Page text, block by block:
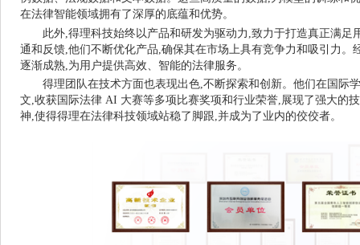
在法律智能领域拥有了深厚的底蕴和优势。
此外,得理科技始终以产品和研发为驱动力,致力于打造真正满足
通和反馈,他们不断优化产品,确保其在市场上具有竞争力和吸引力。
逐渐成熟,为用户提供高效、智能的法律服务。
得理团队在技术方面也表现出色,不断探索和创新。他们在国际
文,收获国际法律 AI 大赛等多项比赛奖项和行业荣誉,展现了强大的
神,使得得理在法律科技领域站稳了脚跟,并成为了业内的佼佼者。